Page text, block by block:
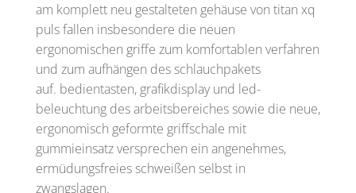
am komplett neu gestalteten gehäuse von titan xq
puls fallen insbesondere die neuen
ergonomischen griffe zum komfortablen verfahren
und zum aufhängen des schlauchpakets
auf. bedientasten, grafikdisplay und led-
beleuchtung des arbeitsbereiches sowie die neue,
ergonomisch geformte griffschale mit
gummieinsatz versprechen ein angenehmes,
ermüdungsfreies schweißen selbst in
zwangslagen.